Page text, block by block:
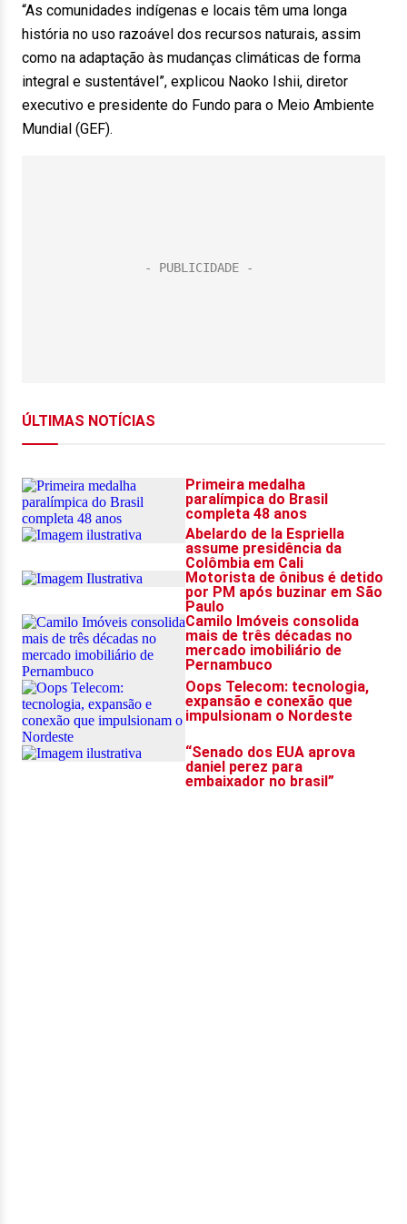
“As comunidades indígenas e locais têm uma longa
história no uso razoável dos recursos naturais, assim
como na adaptação às mudanças climáticas de forma
integral e sustentável”, explicou Naoko Ishii, diretor
executivo e presidente do Fundo para o Meio Ambiente
Mundial (GEF).